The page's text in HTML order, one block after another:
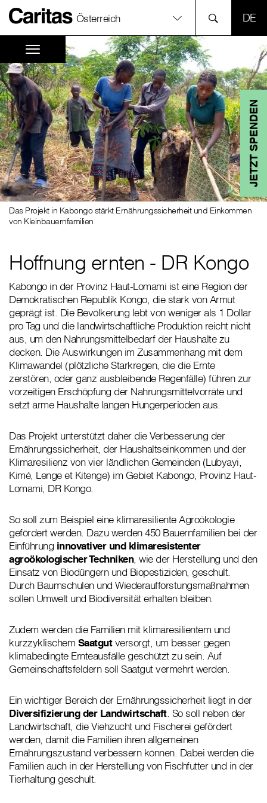
Österreich
JETZT SPENDEN
Das Projekt in Kabongo stärkt Ernährungssicherheit und Einkommen
von Kleinbauernfamilien
Hoffnung ernten - DR Kongo
Kabongo in der Provinz Haut-Lomami ist eine Region der
Demokratischen Republik Kongo, die stark von Armut
geprägt ist. Die Bevölkerung lebt von weniger als 1 Dollar
pro Tag und die landwirtschaftliche Produktion reicht nicht
aus, um den Nahrungsmittelbedarf der Haushalte zu
decken. Die Auswirkungen im Zusammenhang mit dem
Klimawandel (plötzliche Starkregen, die die Ernte
zerstören, oder ganz ausbleibende Regenfälle) führen zur
vorzeitigen Erschöpfung der Nahrungsmittelvorräte und
setzt arme Haushalte langen Hungerperioden aus.
Das Projekt unterstützt daher die Verbesserung der
Ernährungssicherheit, der Haushaltseinkommen und der
Klimaresilienz von vier ländlichen Gemeinden (Lubyayi,
Kimé, Lenge et Kitenge) im Gebiet Kabongo, Provinz Haut-
Lomami, DR Kongo.
So soll zum Beispiel eine klimaresiliente Agroökologie
gefördert werden. Dazu werden 450 Bauernfamilien bei der
Einführung innovativer und klimaresistenter
agroökologischer Techniken, wie der Herstellung und den
Einsatz von Biodüngern und Biopestiziden, geschult.
Durch Baumschulen und Wiederaufforstungsmaßnahmen
sollen Umwelt und Biodiversität erhalten bleiben.
Zudem werden die Familien mit klimaresilientem und
kurzzyklischem Saatgutversorgt, um besser gegen
klimabedingte Ernteausfälle geschützt zu sein. Auf
Gemeinschaftsfeldern soll Saatgut vermehrt werden.
Ein wichtiger Bereich der Ernährungssicherheit liegt in der
Diversifizierung der Landwirtschaft. So soll neben der
Landwirtschaft, die Viehzucht und Fischerei gefördert
werden, damit die Familien ihren allgemeinen
Ernährungszustand verbessern können. Dabei werden die
Familien auch in der Herstellung von Fischfutter und in der
Tierhaltung geschult.